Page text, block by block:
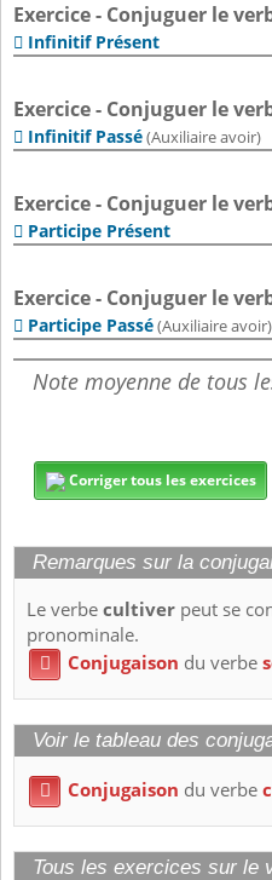
Exercice - Conjuguer le
 Infinitif Présent
Exercice - Conjuguer le
 Infinitif Passé(Auxiliaire avoir)
Exercice - Conjuguer le
 Participe Présent
Exercice - Conjuguer le
 Participe Passé(Auxiliaire avoir)
Note moyenne de tous
Corriger tous les exercices
Remarques sur la
Le verbecultiver peut se
pronominale.
 Conjugaison du verbe
Voir le tableau des
 Conjugaison du verbe
Tous les exercices sur le